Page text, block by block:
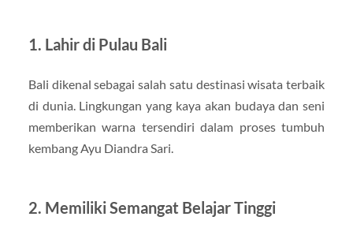
1. Lahir di Pulau Bali
Bali dikenal sebagai salah satu destinasi wisata terbaik
di dunia. Lingkungan yang kaya akan budaya dan seni
memberikan warna tersendiri dalam proses tumbuh
kembang Ayu Diandra Sari.
2. Memiliki Semangat Belajar Tinggi